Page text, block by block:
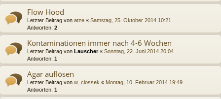
Flow Hood
Letzter Beitrag von atze « Samstag, 25. Oktober 2014 10:21
Antworten: 2
Kontaminationen immer nach 4-6 Wochen
Letzter Beitrag von Lauscher« Sonntag, 22. Juni 2014 20:04
Antworten: 1
Agar auflösen
Letzter Beitrag von w_ciossek « Montag, 10. Februar 2014 19:49
Antworten: 1